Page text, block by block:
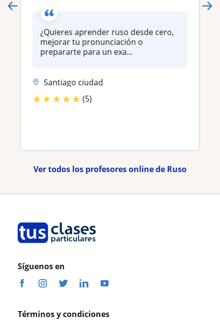
¿Quieres aprender ruso desde cero,
mejorar tu pronunciación o
prepararte para un exa...
Santiago ciudad
★★★★★ (5)
Ver todos los profesores online de Ruso
Síguenos en
Términos y condiciones